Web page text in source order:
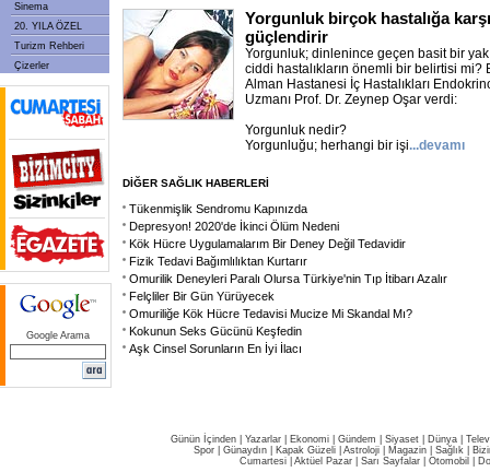
Sinema
20. YILA ÖZEL
Turizm Rehberi
Çizerler
Google Arama
Yorgunluk birçok hastalığa
güçlendirir
Yorgunluk; dinlenince geçen basit bir
ciddi hastalıkların önemli bir belirtisi mi?
Alman Hastanesi İç Hastalıkları
Uzmanı Prof. Dr. Zeynep Oşar verdi:
Yorgunluk nedir?
Yorgunluğu; herhangi bir işi...devamı
DİĞER SAĞLIK HABERLERİ
Tükenmişlik Sendromu Kapınızda
Depresyon! 2020'de İkinci Ölüm Nedeni
Kök Hücre Uygulamalarım Bir Deney Değil Tedavidir
Fizik Tedavi Bağımlılıktan Kurtarır
Omurilik Deneyleri Paralı Olursa Türkiye'nin Tıp İtibarı Azalır
Felçliler Bir Gün Yürüyecek
Omuriliğe Kök Hücre Tedavisi Mucize Mi Skandal Mı?
Kokunun Seks Gücünü Keşfedin
Aşk Cinsel Sorunların En İyi İlacı
Günün İçinden Yazarlar Ekonomi Gündem Siyaset Dünya |
Spor
Günaydın Kapak Güzeli Astroloji Magazin Sağlık
Cumartesi| Aktüel Pazar| Sarı Sayfalar| Otomobil